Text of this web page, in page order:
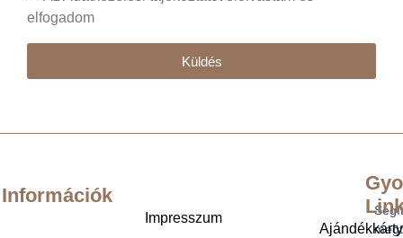
elfogadom
Küldés
Információk
Impresszum